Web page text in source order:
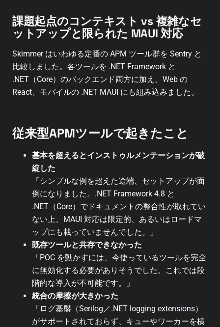
課題起点のコンテキスト vs 複雑なセ
ットアップと限られた MAUI 対応
Skimmer はいわゆる定番の APM ツール群を Sentry と
比較しました。各ツールを .NET Framework と
.NET（Core）のバックエンド両方に加え、Web の
React、モバイルの .NET MAUI にも組み込みました。
従来型APMツールで起きたこと
基本を超えるとインストゥルメンテーションが破
綻した
「シンプルな例を超えた途端、セットアップが面
倒になりました。.NET Framework 4.8 と
.NET（Core）でドキュメントの整合性が取れてい
ない上、MAUI 対応は限定的、あるいはロードマ
ップにも載っていませんでした。」
既存ツールと共存できなかった
「POC を動かすには、今使っているツールを完全
に無効化する必要がありそうでした。これでは段
階的な導入が不可能です。」
統合の摩擦が大きかった
「ログ基盤（Serilog／.NET logging extensions）
がサポートされておらず、キューやワーカーを横